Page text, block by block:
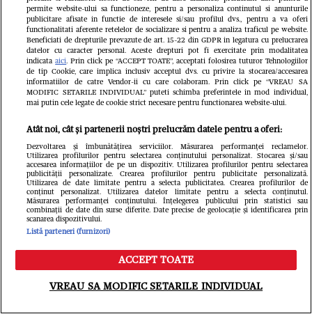
FANATIK.RO
Cine este Aymen Boutoutaou, cel
mai scump transfer al verii la FCSB!
Unde excelează și ce puncte slabe
are: „Îmi place să provoc”
Meniu Caută
permite website-ului sa functioneze, pentru a personaliza continutul si anunturile
publicitare afisate in functie de interesele si/sau profilul dvs., pentru a va oferi
functionalitati aferente retelelor de socializare si pentru a analiza traficul pe website.
Beneficiati de drepturile prevazute de art. 15-22 din GDPR in legatura cu prelucrarea
datelor cu caracter personal. Aceste drepturi pot fi exercitate prin modalitatea
indicataaici. Prin click pe “ACCEPT TOATE”, acceptati folosirea tuturor Tehnologiilor
de tip Cookie, care implica inclusiv acceptul dvs. cu privire la stocarea/accesarea
informatiilor de catre Vendor-ii cu care colaboram. Prin click pe “VREAU SA
MODIFIC SETARILE INDIVIDUAL” puteti schimba preferintele in mod individual,
mai putin cele legate de cookie strict necesare pentru functionarea website-ului.
Atât noi, cât și partenerii noștri prelucrăm datele pentru a oferi:
Dezvoltarea și îmbunătățirea serviciilor. Măsurarea performanței reclamelor.
Utilizarea profilurilor pentru selectarea conținutului personalizat. Stocarea și/sau
accesarea informațiilor de pe un dispozitiv. Utilizarea profilurilor pentru selectarea
publicității personalizate. Crearea profilurilor pentru publicitate personalizată.
Utilizarea de date limitate pentru a selecta publicitatea. Crearea profilurilor de
conținut personalizat. Utilizarea datelor limitate pentru a selecta conținutul.
Măsurarea performanței conținutului. Înțelegerea publicului prin statistici sau
combinații de date din surse diferite. Date precise de geolocație și identificarea prin
scanarea dispozitivului.
Listă parteneri (furnizori)
ACCEPT TOATE
VREAU SA MODIFIC SETARILE INDIVIDUAL